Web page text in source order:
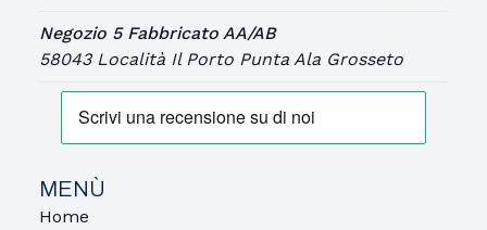
Negozio 5 Fabbricato AA/AB
58043 Località Il Porto Punta Ala Grosseto
MENÙ
Home